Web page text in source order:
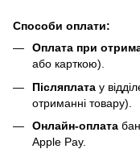
Способи оплати:
Оплата при
або карткою).
Післяплата у
отриманні товару).
Онлайн-оплата
Apple Pay.